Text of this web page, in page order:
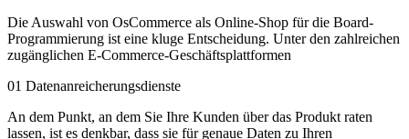
Die Auswahl von OsCommerce als Online-Shop für die Board-
Programmierung ist eine kluge Entscheidung. Unter den zahlreichen
zugänglichen E-Commerce-Geschäftsplattformen
01 Datenanreicherungsdienste
An dem Punkt, an dem Sie Ihre Kunden über das Produkt raten
lassen, ist es denkbar, dass sie für genaue Daten zu Ihren